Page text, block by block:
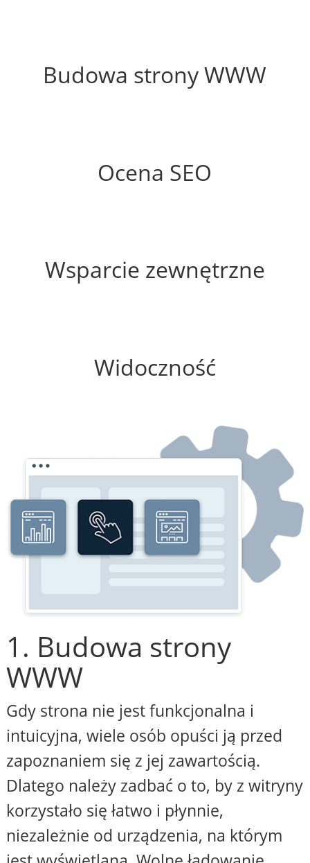
Budowa strony WWW
Ocena SEO
Wsparcie zewnętrzne
Widoczność
1. Budowa strony
WWW
Gdy strona nie jest funkcjonalna i
intuicyjna, wiele osób opuści ją przed
zapoznaniem się z jej zawartością.
Dlatego należy zadbać o to, by z witryny
korzystało się łatwo i płynnie,
niezależnie od urządzenia, na którym